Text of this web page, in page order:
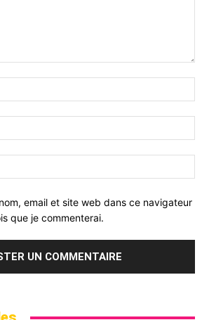
email et site web dans ce navigateur
que je commenterai.